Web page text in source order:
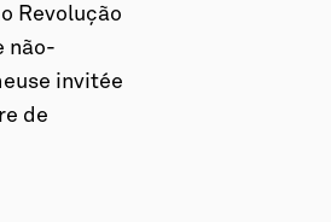
Revolução
não-
invitée
de